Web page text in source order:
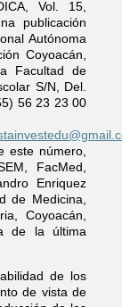
Vol. 15,
publicación
Autónoma
Coyoacán,
Facultad de
S/N, Del.
56 23 23 00
este número,
FacMed,
Enriquez
de Medicina,
Coyoacán,
de la última
de los
de vista de